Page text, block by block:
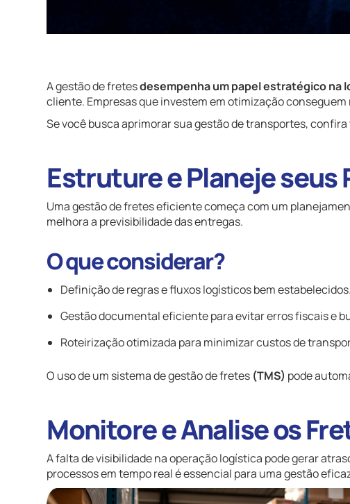
A gestão de fretesdesempenha um papel estratégico na
cliente. Empresas que investem em otimização
Se você busca aprimorar sua gestão de transportes,
Estruture e Planeje
Uma gestão de fretes eficiente começa com um
melhora a previsibilidade das entregas.
O que considerar?
Definição de regras e fluxos logísticos bem estabelecidos.
Gestão documental eficiente para evitar erros fiscais e
Roteirização otimizada para minimizar custos de
O uso de um sistema de gestão de fretes (TMS) pode
Monitore e Analise os
A falta de visibilidade na operação logística pode gerar
processos em tempo real é essencial para uma gestão